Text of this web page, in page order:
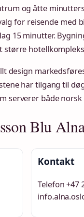
og åtte
for reisende med
15 minutter.
større
design
har tilgang til
serverer både
Blu
Kontakt
Telefon +47